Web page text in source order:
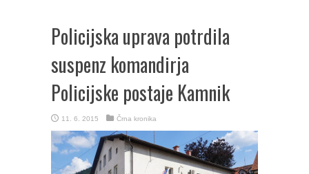
Policijska uprava potrdila
suspenz komandirja
Policijske postaje Kamnik
11. 6. 2015 Črna kronika